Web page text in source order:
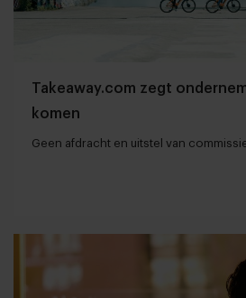
Takeaway.com zegt
komen
Geen afdracht en uitstel van